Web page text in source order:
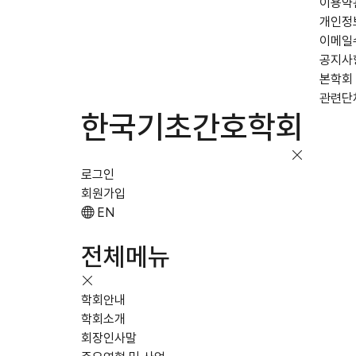
개인정
이메일
공지사
본학회
관련단
한국기초간호학회
로그인
회원가입
EN
전체메뉴
학회안내
학회소개
회장인사말